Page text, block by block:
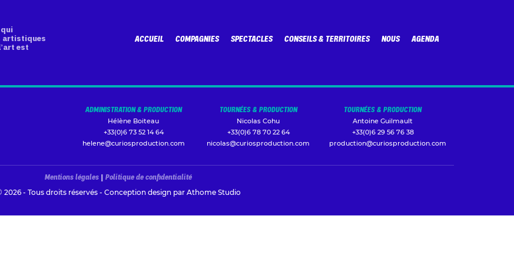
artistiques
est
ACCUEIL COMPAGNIES SPECTACLES CONSEILS & TERRITOIRES NOUS AGENDA
ADMINISTRATION & PRODUCTION
Hélène Boiteau
+33(0)6 73 52 14 64
helene@curiosproduction.com
TOURNÉES & PRODUCTION
Nicolas Cohu
+33(0)6 78 70 22 64
nicolas@curiosproduction.com
TOURNÉES & PRODUCTION
Antoine Guilmault
+33(0)6 29 56 76 38
production@curiosproduction.com
Mentions légales | Politique de confidentialité
2026 - Tous droits réservés - Conception design par Athome Studio